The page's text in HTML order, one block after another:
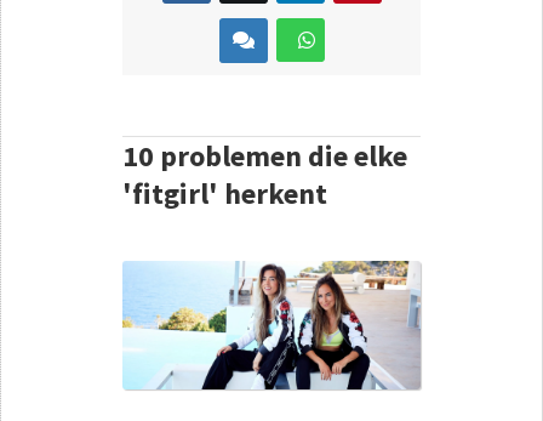
10 problemen die elke
'fitgirl' herkent